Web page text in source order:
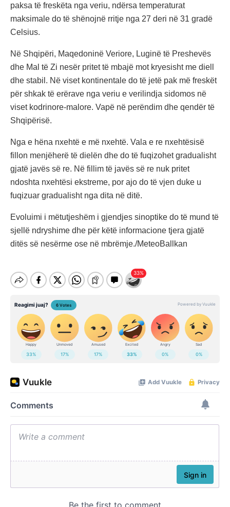
paksa të freskëta nga veriu, ndërsa temperaturat
maksimale do të shënojnë rritje nga 27 deri në 31 gradë
Celsius.
Në Shqipëri, Maqedoninë Veriore, Luginë të Preshevës
dhe Mal të Zi nesër pritet të mbajë mot kryesisht me diell
dhe stabil. Në viset kontinentale do të jetë pak më freskët
për shkak të erërave nga veriu e verilindja sidomos në
viset kodrinore-malore. Vapë në perëndim dhe qendër të
Shqipërisë.
Nga e hëna nxehtë e më nxehtë. Vala e re nxehtësisë
fillon menjëherë të dielën dhe do të fuqizohet gradualisht
gjatë javës së re. Në fillim të javës së re nuk pritet
ndoshta nxehtësi ekstreme, por ajo do të vjen duke u
fuqizuar gradualisht nga dita në ditë.
Evoluimi i mëtutjeshëm i gjendjes sinoptike do të mund të
sjellë ndryshime dhe për këtë informacione tjera gjatë
ditës së nesërme ose në mbrëmje./MeteoBallkan